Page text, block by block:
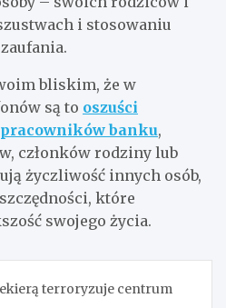
i stosowaniu
bliskim, że w
są to oszuści
banku,
członków rodziny lub
życzliwość innych osób,
które
swojego życia.
terroryzuje centrum